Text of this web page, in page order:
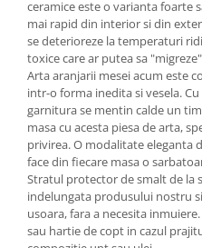
ceramice este o varianta foarte
mai rapid din interior si din
se deterioreze la temperaturi
toxice care ar putea sa
Arta aranjarii mesei acum este
intr-o forma inedita si vesela.
garnitura se mentin calde un
masa cu acesta piesa de arta,
privirea. O modalitate eleganta
face din fiecare masa o
Stratul protector de smalt de la
indelungata produsului nostru
usoara, fara a necesita
sau hartie de copt in cazul